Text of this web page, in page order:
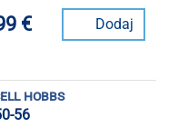
€ Dodaj
hobbs
56